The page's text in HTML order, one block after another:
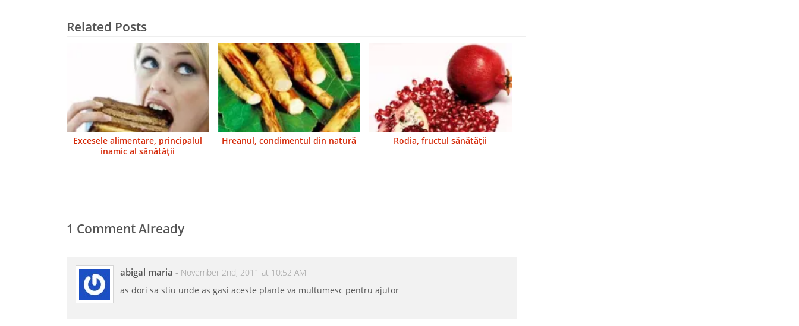
Related Posts
Excesele alimentare, principalul
inamic al sănătăţii
Hreanul, condimentul din natură Rodia, fructul sănătăţii
1 Comment Already
abigal maria - November 2nd, 2011 at 10:52 AM
as dori sa stiu unde as gasi aceste plante va multumesc pentru ajutor